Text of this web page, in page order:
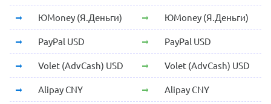
ЮMoney (Я.Деньги) ЮMoney (Я.Деньги)
PayPal USD PayPal USD
Volet (AdvCash) USD Volet (AdvCash) USD
Alipay CNY Alipay CNY